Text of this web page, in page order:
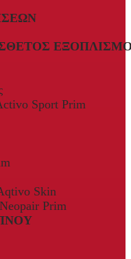
Sport Prim
Skin
Prim